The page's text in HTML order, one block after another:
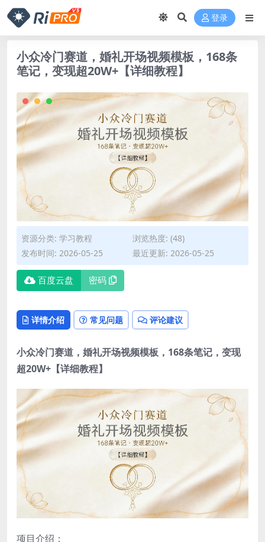
登录
小众冷门赛道，婚礼开场视频模板，168条
笔记，变现超20W+【详细教程】
资源分类: 学习教程
浏览热度: (48)
发布时间: 2026-05-25
最近更新: 2026-05-25
百度云盘 密码
详情介绍 常见问题 评论建议
小众冷门赛道，婚礼开场视频模板，168条笔记，变现
超20W+【详细教程】
项目介绍：